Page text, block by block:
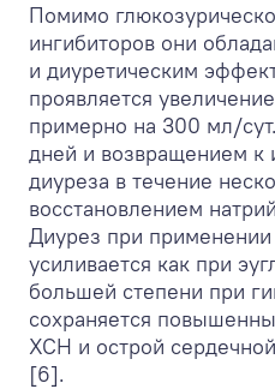
Помимо
ингибиторов они
и диуретическим
проявляется
примерно на 300 мл/
дней и возвращением к
диуреза в течение
восстановлением
Диурез при
усиливается как при
большей степени при
сохраняется
ХСН и острой
[6].